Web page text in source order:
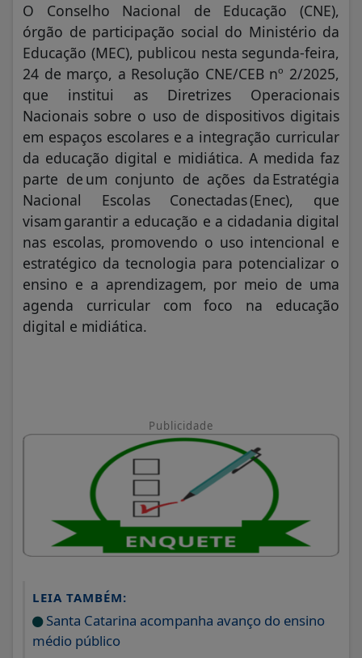
O Conselho Nacional de Educação (CNE),
órgão de participação social do Ministério da
Educação (MEC), publicou nesta segunda-feira,
24 de março, a Resolução CNE/CEB nº 2/2025,
que institui as Diretrizes Operacionais
Nacionais sobre o uso de dispositivos digitais
em espaços escolares e a integração curricular
da educação digital e midiática. A medida faz
parte de um conjunto de ações da Estratégia
Nacional Escolas Conectadas (Enec), que
visam garantir a educação e a cidadania digital
nas escolas, promovendo o uso intencional e
estratégico da tecnologia para potencializar o
ensino e a aprendizagem, por meio de uma
agenda curricular com foco na educação
digital e midiática.
Publicidade
LEIA TAMBÉM:
Santa Catarina acompanha avanço do ensino
médio público